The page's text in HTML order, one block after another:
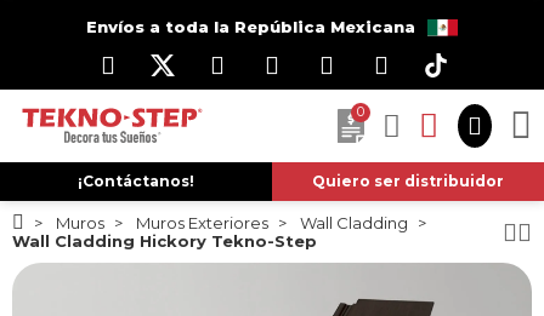
Envíos a toda la República Mexicana
0
¡Contáctanos! Quiero ser distribuidor
Muros Muros Exteriores
Wall Cladding
Wall Cladding Hickory Tekno-Step